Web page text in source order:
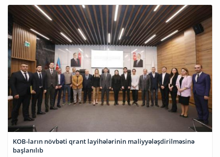
KOB-ların növbəti qrant layihələrinin maliyyələşdirilməsinə
başlanılıb